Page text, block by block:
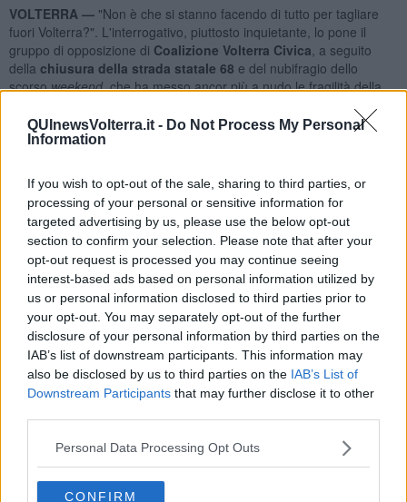
QUInewsVolterra.it - Do Not Process My Personal
Information
If you wish to opt-out of the sale, sharing to third parties, or
processing of your personal or sensitive information for
targeted advertising by us, please use the below opt-out
section to confirm your selection. Please note that after your
opt-out request is processed you may continue seeing
interest-based ads based on personal information utilized by
us or personal information disclosed to third parties prior to
your opt-out. You may separately opt-out of the further
disclosure of your personal information by third parties on the
IAB’s list of downstream participants. This information may
also be disclosed by us to third parties on the IAB’s List of
Downstream Participants that may further disclose it to other
Personal Data Processing Opt Outs
CONFIRM
VOLTERRA — "Non è che si stanno facendo di tutto per tagliare
fuori Volterra?". L'interrogativo, piuttosto inquietante, lo pone il
gruppo di opposizione di Coalizione Volterra Civica , a seguito
della chiusura della strada statale 68 e del nubifragio dello
scorsoweekend, che ha messo ancor più a nudo le fragilità della
E dall'opposizione non mancano le critiche, anche puntute, contro
Regione e amministrazione comunale. "Il Consiglio regionale ha
euro destinati alla viabilità- hanno spiegato - nessuna
menzione, però, sulla nostra, ormai in condizioni da terzo mondo.
Mentre Enel Green Power investirà circa 60 milioni per una nuova
strada tra Colle Val d'Elsa e Pomarance. Ci domandiamo cosa
hanno in mente i nostri politici: non vorremmo certo che se ne
lavassero le mani, accontentandosi di un’opera già finanziata".
"Omessa la mollezza del sindaco Giacomo Santi, che non
guarda oltre il tavolo del suo ufficio, nessuno dei gregari degli
amministratori attuali del Comune, Provincia e Regione ha mai
suoi contatti istituzionali di cui si vanta,si accontenta di essere
trattato da utile testa di ponte per le direttive del partito senza
mai sedersi ai tavoli decisionali